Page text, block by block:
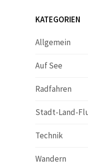
KATEGORIEN
Allgemein
Auf See
Radfahren
Stadt-Land-
Technik
Wandern